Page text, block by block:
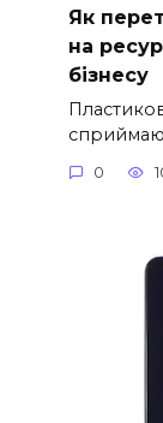
Як
на
бізнесу
0